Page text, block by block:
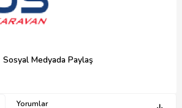
Sosyal Medyada Paylaş
Yorumlar